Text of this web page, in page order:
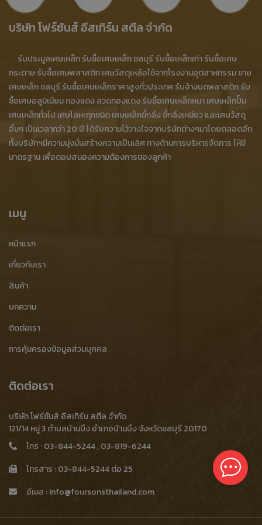
เศษเหล็กบาง
รับซื้อเหล็กเก่า
รับซื้อเศษเหล็กราคาสูง
ร้านรับซื้อเศษเหล็ก ชลบุรี
ซื้อเศษเหล็ก ชลบุรี
รับซื้อเศษเหล็ก บ้านบึง
ขายเศษเหล็ก บ้านบึง
ประมูลเศษเหล็ก บ้านบึง
บริการรับจ้างบดพลาสติก
โรงงานบดพลาสติก
โรงงานบดพลาสติก ชลบุรี
โรงงานรับบดพลาสติก
โรงงานย่อยพลาสติก
รับบดพลาสติก ชลบุรี
โรงงานรับซื้อพลาสติก
รับบดพลาสติกโรงงาน
เศษทองเหลือง
รับซื้อเศษทองเหลือง ราคาสูง
โรงงานประมูลเศษทองเหลือง
โรงงานรับซื้อเศษทองเหลือง
รับซื้อเศษทองเหลือง ชลบุรี
รับซื้อเศษกระดาษ
เศษเหล็กขี้กลึง
รับซื้อเศษเหล็กขี้กลึง
รับซื้อเศษเหล็กขี้กลึง ราคาสูง
ขายเศษเหล็กขี้กลึง
ประมูลเศษเหล็กขี้กลึง
ร้านรับซื้อเศษเหล็กขี้กลึง
บริษัท โฟร์ซันส์ อีสเทิร์น สตีล จำกัด
รับประมูลเศษเหล็ก รับซื้อเศษเหล็ก ชลบุรี รับซื้อเหล็กเก่า รับซื้อเศษ
กระดาษ รับซื้อเศษพลาสติก เศษวัสดุเหลือใช้จากโรงงานอุตสาหกรรม ขาย
เศษเหล็ก ชลบุรี รับซื้อเศษเหล็กราคาสูงทั่วประเทศ รับจ้างบดพลาสติก รับ
ซื้อเศษอลูมิเนียม ทองแดง ลวดทองแดง รับซื้อเศษเหล็กหนา เศษเหล็กปั๊ม
เศษเหล็กทั่วไป เศษโลหะทุกชนิด เศษเหล็กขี้กลึง ขี้กลึงเหนียว และเศษวัสดุ
อื่นๆ เป็นเวลากว่า 20 ปี ได้รับความไว้วางใจจากบริษัทต่างๆมาโดยตลอดอีก
ทั้งบริษัทฯมีความมุ่งมั่นสร้างความเป็นเลิศ ทางด้านการบริหารจัดการ ให้มี
มาตรฐาน เพื่อตอบสนองความต้องการของลูกค้า
เมนู
หน้าแรก
เกี่ยวกับเรา
สินค้า
บทความ
ติดต่อเรา
การคุ้มครองข้อมูลส่วนบุคคล
ติดต่อเรา
บริษัท โฟร์ซันส์ อีสเทิร์น สตีล จำกัด
121/14 หมู่ 3 ตำบลบ้านบึง อำเภอบ้านบึง จังหวัดชลบุรี 20170
โทร :03-844-5244,03-819-6244
โทรสาร : 03-844-5244 ต่อ 25
อีเมล :Info@foursonsthailand.com